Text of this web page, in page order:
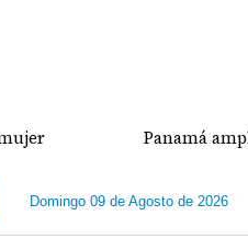
Panamá amplía
Domingo 09 de Agosto de 2026